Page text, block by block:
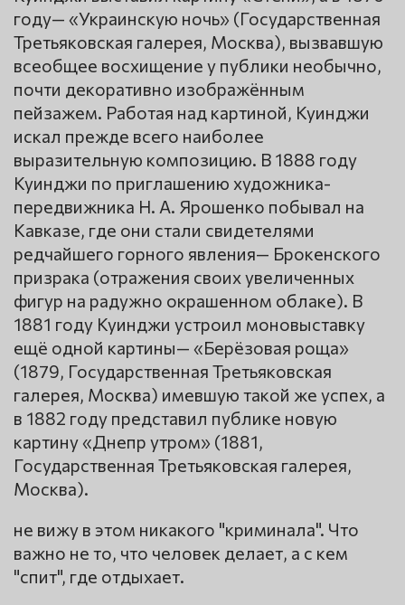
году— «Украинскую ночь» (Государственная
Третьяковская галерея, Москва), вызвавшую
всеобщее восхищение у публики необычно,
почти декоративно изображённым
пейзажем. Работая над картиной, Куинджи
искал прежде всего наиболее
выразительную композицию. В 1888 году
Куинджи по приглашению художника-
передвижника Н. А. Ярошенко побывал на
Кавказе, где они стали свидетелями
редчайшего горного явления— Брокенского
призрака (отражения своих увеличенных
фигур на радужно окрашенном облаке). В
1881 году Куинджи устроил моновыставку
ещё одной картины— «Берёзовая роща»
(1879, Государственная Третьяковская
галерея, Москва) имевшую такой же успех, а
в 1882 году представил публике новую
картину «Днепр утром» (1881,
Государственная Третьяковская галерея,
Москва).
не вижу в этом никакого "криминала". Что
важно не то, что человек делает, а с кем
"спит", где отдыхает.